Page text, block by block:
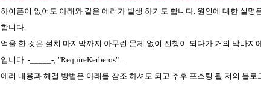
하이픈이 없어도 아래와 같은 에러가 발생 하기도 합니다. 원인에 대한 설명
합니다.
억울 한 것은 설치 마지막까지 아무런 문제 없이 진행이 되다가 거의 막바
입니다. -_____-; "RequireKerberos"..
에러 내용과 해결 방법은 아래를 참조 하셔도 되고 추후 포스팅 될 저의 블로